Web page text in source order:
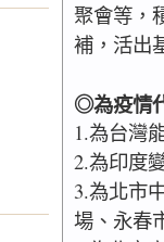
聚會等，
補，活出
◎為疫情
1.為台灣
2.為印度
3.為北市
場、永春